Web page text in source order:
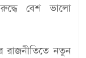
বেশ ভালো
রাজনীতিতে নতুন